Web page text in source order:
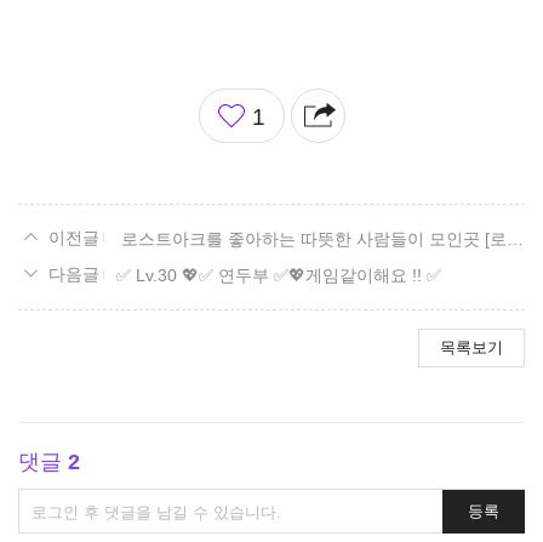
좋
아
1
로스트아크를 좋아하는 따뜻한 사람들이 모인곳 [로앤/친목만렙길드]+1640
✅ Lv.30 💖✅ 연두부 ✅💖게임같이해요 !! ✅
목록보기
댓글 2
댓
글
등록